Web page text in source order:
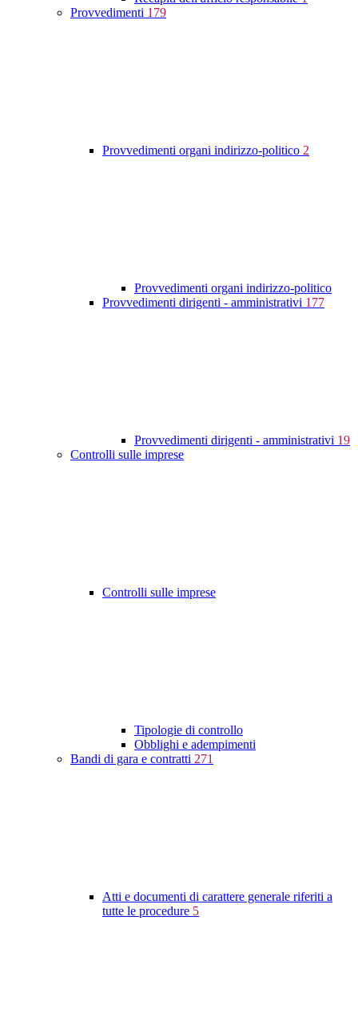
Provvedimenti 179
Provvedimenti organi indirizzo-politico 2
Provvedimenti organi indirizzo-politico
Provvedimenti dirigenti - amministrativi 177
Provvedimenti dirigenti - amministrativi 19
Controlli sulle imprese
Controlli sulle imprese
Tipologie di controllo
Obblighi e adempimenti
Bandi di gara e contratti 271
Atti e documenti di carattere generale riferiti a
tutte le procedure 5